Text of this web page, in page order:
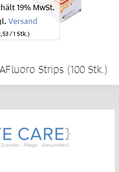
19% MwSt.
Versand
/ 1 Stk.)
Strips (100 Stk.)